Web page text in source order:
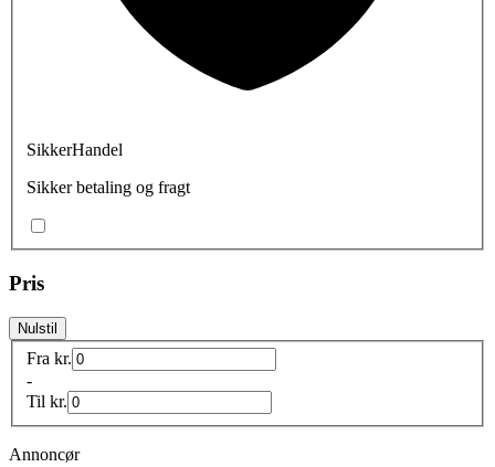
SikkerHandel
Sikker betaling og fragt
Pris
Nulstil
Fra kr.
-
Til kr.
Annoncør